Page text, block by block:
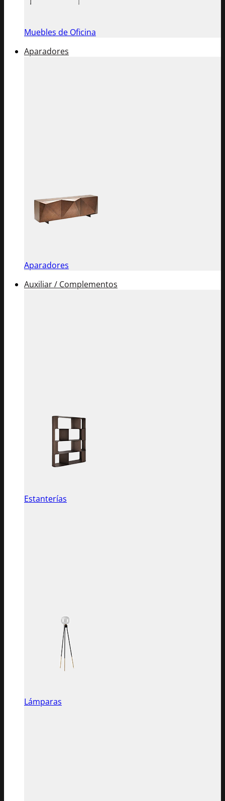
Muebles de Oficina
Aparadores
Aparadores
Auxiliar / Complementos
Estanterías
Lámparas